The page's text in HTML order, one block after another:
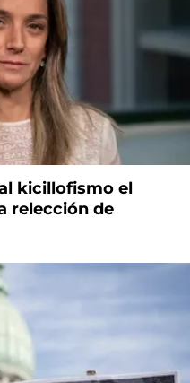
kicillofismo el
relección de